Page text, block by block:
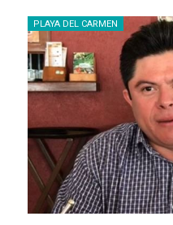
PLAYA DEL CARMEN